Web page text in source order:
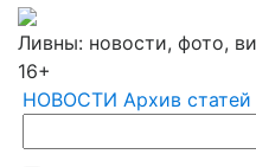
Ливны: новости, фото,
16+
НОВОСТИ Архив статей